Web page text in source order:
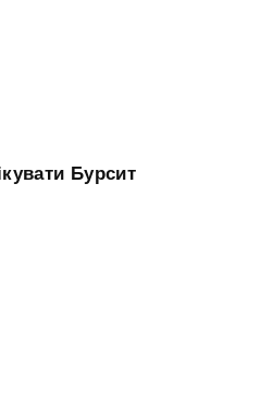
Бурсит